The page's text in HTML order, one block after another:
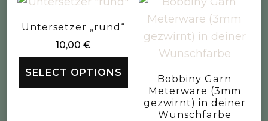
Untersetzer „rund“
10,00€
SELECT OPTIONS
Bobbiny Garn
Meterware (3mm
gezwirnt) in deiner
Wunschfarbe